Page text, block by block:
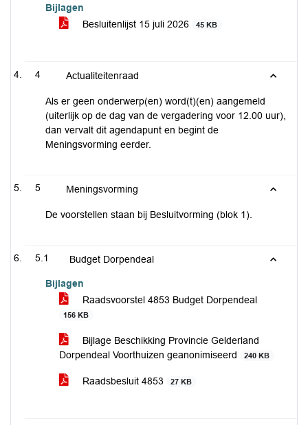
Bijlagen
Besluitenlijst 15 juli 2026
45 KB
4 Actualiteitenraad
Als er geen onderwerp(en) word(t)(en) aangemeld
(uiterlijk op de dag van de vergadering voor 12.00 uur),
dan vervalt dit agendapunt en begint de
Meningsvorming eerder.
5 Meningsvorming
De voorstellen staan bij Besluitvorming (blok 1).
5.1 Budget Dorpendeal
Bijlagen
Raadsvoorstel 4853 Budget Dorpendeal
156 KB
Bijlage Beschikking Provincie Gelderland
Dorpendeal Voorthuizen geanonimiseerd
240 KB
Raadsbesluit 4853 27 KB